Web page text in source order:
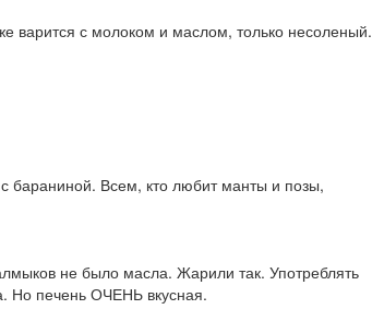
варится с молоком и маслом, только несоленый.
бараниной. Всем, кто любит манты и позы,
не было масла. Жарили так. Употреблять
Но печень ОЧЕНЬ вкусная.